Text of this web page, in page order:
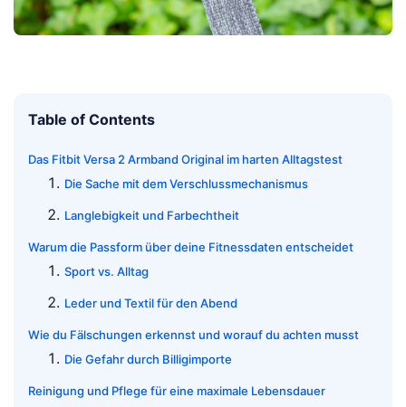
Table of Contents
Das Fitbit Versa 2 Armband Original im harten Alltagstest
Die Sache mit dem Verschlussmechanismus
Langlebigkeit und Farbechtheit
Warum die Passform über deine Fitnessdaten entscheidet
Sport vs. Alltag
Leder und Textil für den Abend
Wie du Fälschungen erkennst und worauf du achten musst
Die Gefahr durch Billigimporte
Reinigung und Pflege für eine maximale Lebensdauer